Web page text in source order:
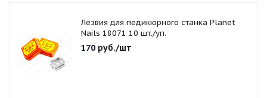
Лезвия для педикюрного станка Planet
Nails 18071 10 шт./уп.
170 руб./шт